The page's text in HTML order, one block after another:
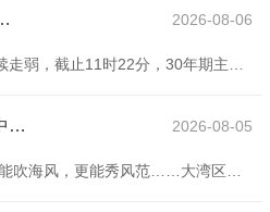
皇马赞助商 「中国」官方网站 登录入口 2026-08-06
开云体育大湾区文化体育中心开拓时我方曾到访-开云官网kaiyun皇马赞助商 「中国」官方网站 登录入口 2026-08-05